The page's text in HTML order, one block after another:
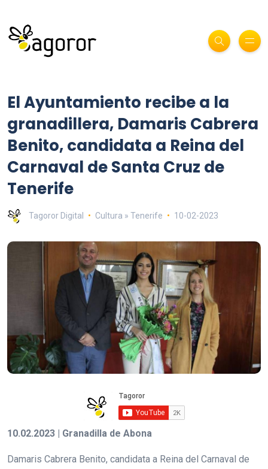
El Ayuntamiento recibe a la
granadillera, Damaris Cabrera
Benito, candidata a Reina del
Carnaval de Santa Cruz de
Tenerife
Tagoror Digital Cultura » Tenerife 10-02-2023
10.02.2023 | Granadilla de Abona
Damaris Cabrera Benito, candidata a Reina del Carnaval de